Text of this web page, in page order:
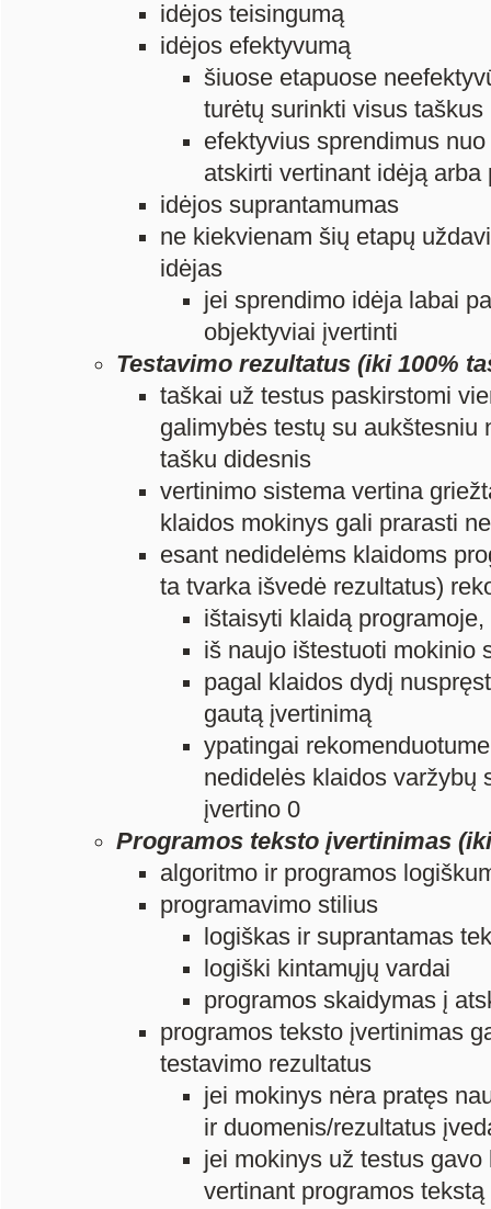
idėjos teisingumą
idėjos efektyvumą
šiuose etapuose
turėtų surinkti visus
efektyvius sprendimus
atskirti vertinant idėją arba
idėjos suprantamumas
ne kiekvienam šių etapų
idėjas
jei sprendimo idėja labai
objektyviai įvertinti
Testavimo rezultatus (iki 100%
taškai už testus paskirstomi
galimybės testų su aukštesniu
tašku didesnis
vertinimo sistema vertina
klaidos mokinys gali prarasti
esant nedidelėms klaidoms
ta tvarka išvedė rezultatus)
ištaisyti klaidą programoje,
iš naujo ištestuoti mokinio
pagal klaidos dydį
gautą įvertinimą
ypatingai
nedidelės klaidos varžybų
įvertino 0
Programos teksto įvertinimas
algoritmo ir programos
programavimo stilius
logiškas ir suprantamas
logiški kintamųjų vardai
programos skaidymas į
programos teksto įvertinimas
testavimo rezultatus
jei mokinys nėra pratęs
ir duomenis/rezultatus
jei mokinys už testus
vertinant programos